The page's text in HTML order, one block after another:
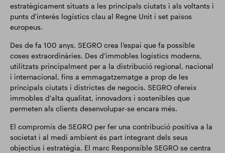
estratègicament situats a les principals ciutats i als voltants i
punts d'interès logístics clau al Regne Unit i set països
europeus.
Des de fa 100 anys, SEGRO crea l'espai que fa possible
coses extraordinàries. Des d'immobles logístics moderns,
utilitzats principalment per a la distribució regional, nacional
i internacional, fins a emmagatzematge a prop de les
principals ciutats i districtes de negocis. SEGRO ofereix
immobles d'alta qualitat, innovadors i sostenibles que
permeten als clients desenvolupar-se encara més.
El compromís de SEGRO per fer una contribució positiva a la
societat i al medi ambient és part integrant dels seus
objectius i estratègia. El marc Responsible SEGRO se centra